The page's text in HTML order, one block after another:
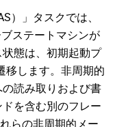
）」タスクでは、
ステートマシンが
態は、初期起動プ
移します。非周期的
読み取りおよび書
を含む別のフレー
らの非周期的メー